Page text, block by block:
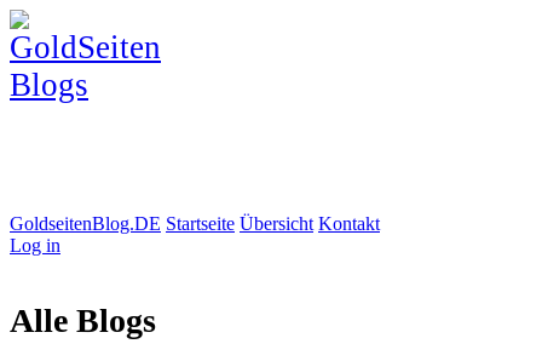
GoldseitenBlog.DE Startseite Übersicht Kontakt
Log in
Alle Blogs